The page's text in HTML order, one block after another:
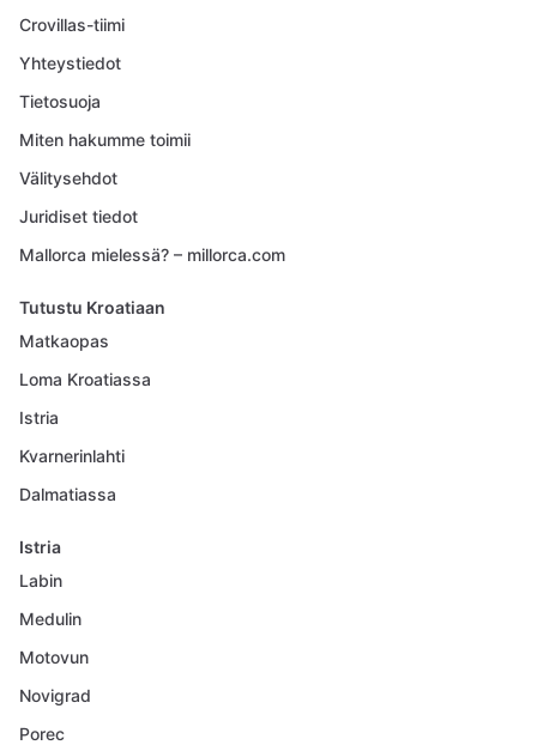
Crovillas-tiimi
Yhteystiedot
Tietosuoja
Miten hakumme toimii
Välitysehdot
Juridiset tiedot
Mallorca mielessä? – millorca.com
Tutustu Kroatiaan
Matkaopas
Loma Kroatiassa
Istria
Kvarnerinlahti
Dalmatiassa
Istria
Labin
Medulin
Motovun
Novigrad
Porec